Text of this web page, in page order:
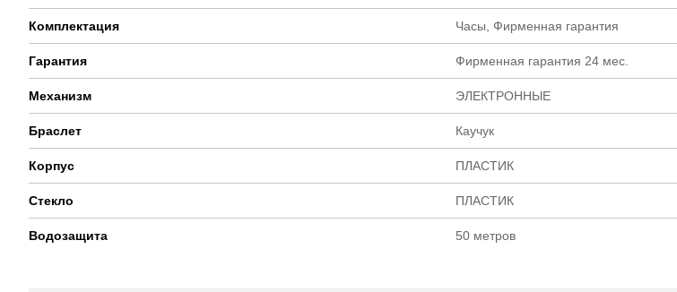
Комплектация Часы, Фирменная гарантия
Гарантия Фирменная гарантия 24 мес.
Механизм ЭЛЕКТРОННЫЕ
Браслет Каучук
Корпус ПЛАСТИК
Стекло ПЛАСТИК
Водозащита 50 метров